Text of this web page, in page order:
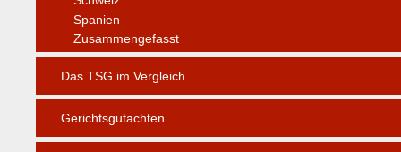
Spanien
Zusammengefasst
Das TSG im Vergleich
Gerichtsgutachten